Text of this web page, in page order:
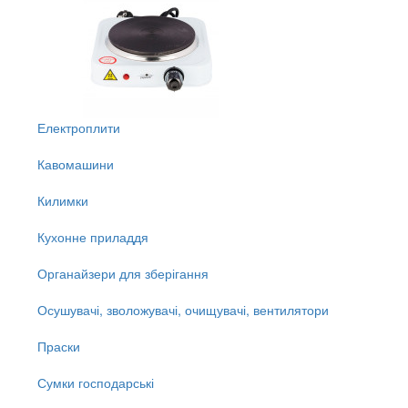
Електроплити
Кавомашини
Килимки
Кухонне приладдя
Органайзери для зберігання
Осушувачі, зволожувачі, очищувачі, вентилятори
Праски
Сумки господарські